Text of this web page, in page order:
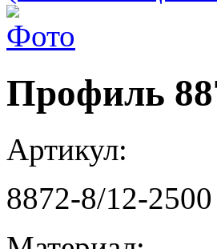
Профиль
Артикул:
8872-8/12-2500